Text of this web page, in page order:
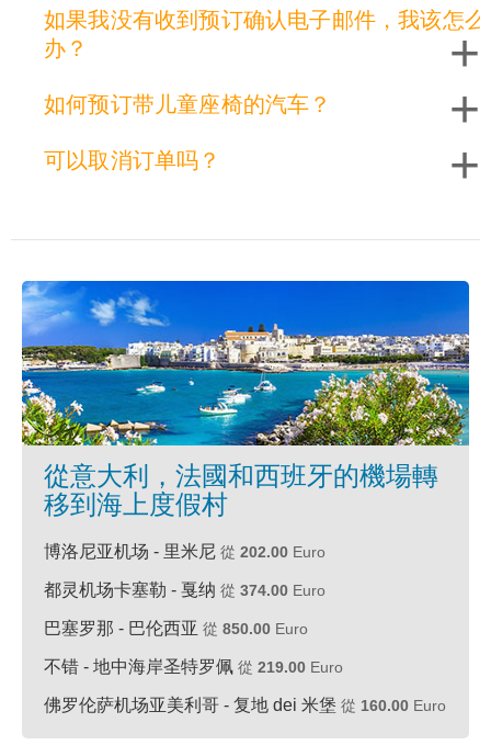
如果我没有收到预订确认电子邮件，我该怎么
办？
+
如何预订带儿童座椅的汽车？ +
可以取消订单吗？ +
從意大利，法國和西班牙的機場轉
移到海上度假村
博洛尼亚机场 - 里米尼 從 202.00 Euro
都灵机场卡塞勒 - 戛纳 從 374.00 Euro
巴塞罗那 - 巴伦西亚 從 850.00 Euro
不错 - 地中海岸圣特罗佩 從 219.00 Euro
佛罗伦萨机场亚美利哥 - 复地 dei 米堡 從 160.00 Euro